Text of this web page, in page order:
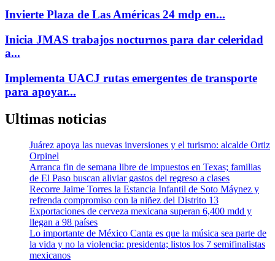
Invierte Plaza de Las Américas 24 mdp en...
Inicia JMAS trabajos nocturnos para dar celeridad
a...
Implementa UACJ rutas emergentes de transporte
para apoyar...
Ultimas noticias
Juárez apoya las nuevas inversiones y el turismo: alcalde Ortiz
Orpinel
Arranca fin de semana libre de impuestos en Texas; familias
de El Paso buscan aliviar gastos del regreso a clases
Recorre Jaime Torres la Estancia Infantil de Soto Máynez y
refrenda compromiso con la niñez del Distrito 13
Exportaciones de cerveza mexicana superan 6,400 mdd y
llegan a 98 países
Lo importante de México Canta es que la música sea parte de
la vida y no la violencia: presidenta; listos los 7 semifinalistas
mexicanos